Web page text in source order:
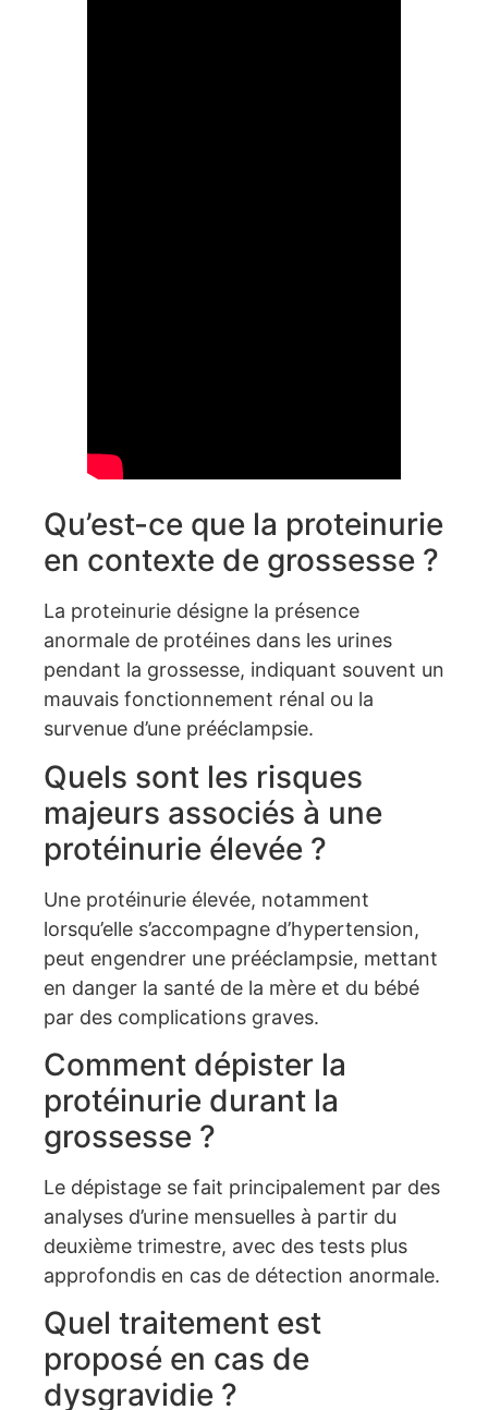
Qu’est-ce que la proteinurie
en contexte de grossesse ?
La proteinurie désigne la présence
anormale de protéines dans les urines
pendant la grossesse, indiquant souvent un
mauvais fonctionnement rénal ou la
survenue d’une prééclampsie.
Quels sont les risques
majeurs associés à une
protéinurie élevée ?
Une protéinurie élevée, notamment
lorsqu’elle s’accompagne d’hypertension,
peut engendrer une prééclampsie, mettant
en danger la santé de la mère et du bébé
par des complications graves.
Comment dépister la
protéinurie durant la
grossesse ?
Le dépistage se fait principalement par des
analyses d’urine mensuelles à partir du
deuxième trimestre, avec des tests plus
approfondis en cas de détection anormale.
Quel traitement est
proposé en cas de
dysgravidie ?